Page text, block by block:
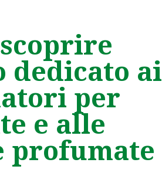
dedicato ai
per
e alle
profumate